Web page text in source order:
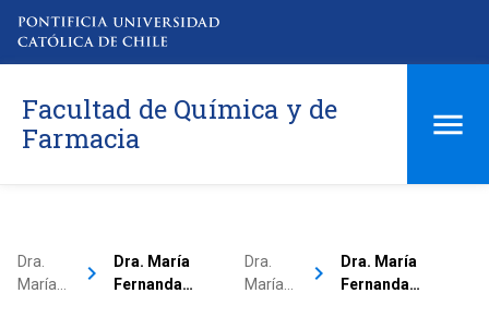
Facultad de Química y de
Farmacia
Dra.
María…
keyboard_arrow_right
Dra. María
Fernanda…
Dra.
María…
keyboard_arrow_right
Dra. María
Fernanda…